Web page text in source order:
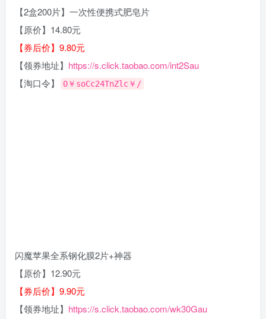
【2盒200片】一次性便携式肥皂片
【原价】14.80元
【券后价】9.80元
【领券地址】 https://s.click.taobao.com/int2Sau
【淘口令】
0￥soCc24TnZlc￥/
闪魔苹果全系钢化膜2片+神器
【原价】12.90元
【券后价】9.90元
【领券地址】 https://s.click.taobao.com/wk30Gau